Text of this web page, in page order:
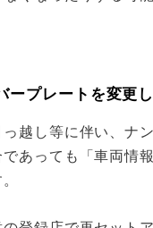
プレートを変更
越し等に伴い、ナ
あっても「車両情